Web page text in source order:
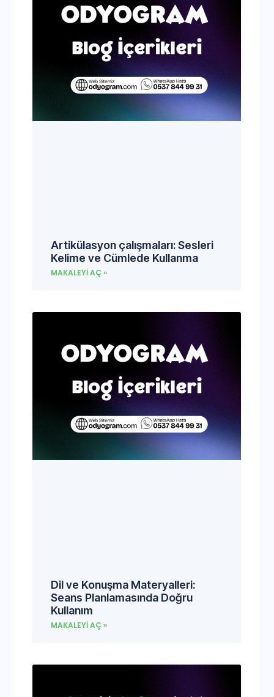
Artikülasyon çalışmaları: Sesleri
Kelime ve Cümlede Kullanma
MAKALEYI AÇ »
Dil ve Konuşma Materyalleri:
Seans Planlamasında Doğru
Kullanım
MAKALEYI AÇ »